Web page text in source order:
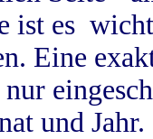
ist es
Eine
und Jahr.